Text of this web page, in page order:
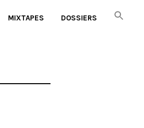
MIXTAPES DOSSIERS